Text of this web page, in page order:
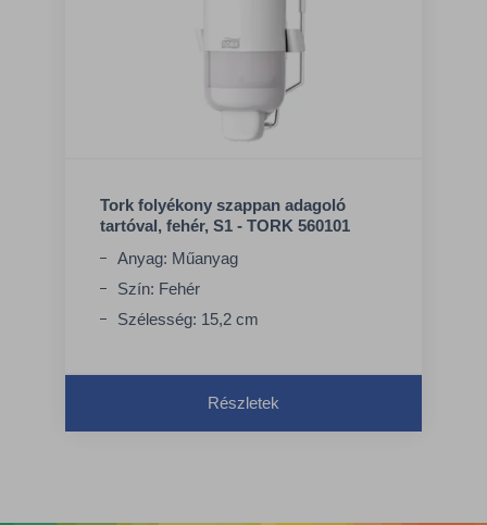
Tork folyékony szappan adagoló
tartóval, fehér, S1 - TORK 560101
Anyag: Műanyag
Szín: Fehér
Szélesség: 15,2 cm
Részletek